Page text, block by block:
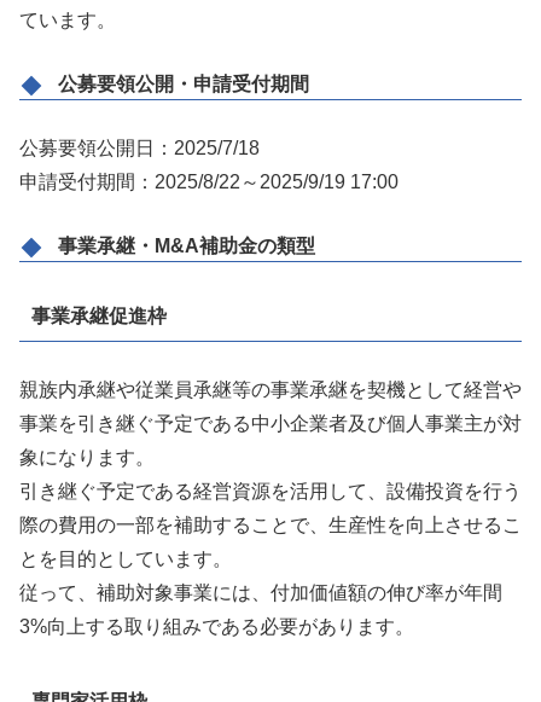
ています。
公募要領公開・申請受付期間
公募要領公開日：2025/7/18
申請受付期間：2025/8/22～2025/9/19 17:00
事業承継・M&A補助金の類型
事業承継促進枠
親族内承継や従業員承継等の事業承継を契機として経営や
事業を引き継ぐ予定である中小企業者及び個人事業主が対
象になります。
引き継ぐ予定である経営資源を活用して、設備投資を行う
際の費用の一部を補助することで、生産性を向上させるこ
とを目的としています。
従って、補助対象事業には、付加価値額の伸び率が年間
3%向上する取り組みである必要があります。